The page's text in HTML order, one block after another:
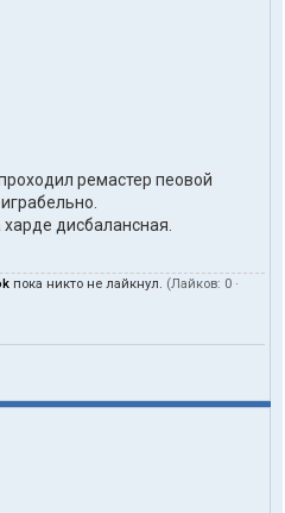
ремастер пеовой
дисбалансная.
пока никто не лайкнул. (Лайков: 0 ·